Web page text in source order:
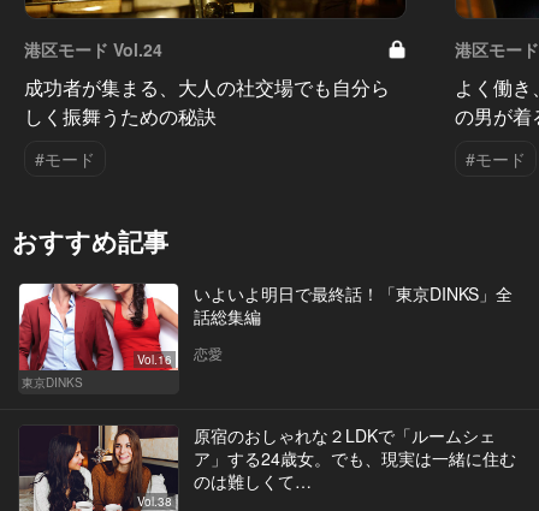
港区モード Vol.24
成功者が集まる、大人の社交場でも自分ら
しく振舞うための秘訣
#モード
港区モー
よく働
の男が着
#モード
おすすめ記事
Vol.16
東京DINKS
いよいよ明日で最終話！「東京DINKS」全
話総集編
恋愛
Vol.38
原宿のおしゃれな２LDKで「ルームシェ
ア」する24歳女。でも、現実は一緒に住む
のは難しくて…